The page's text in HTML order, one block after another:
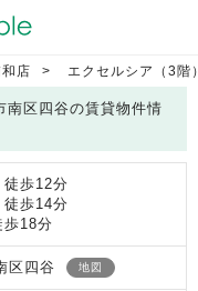
店 エクセルシア（3階
南区四谷の賃貸物件情
歩12分
歩14分
18分
区四谷 地図